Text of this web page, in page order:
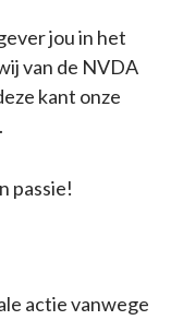
jou in het
van de NVDA
kant onze
passie!
actie vanwege